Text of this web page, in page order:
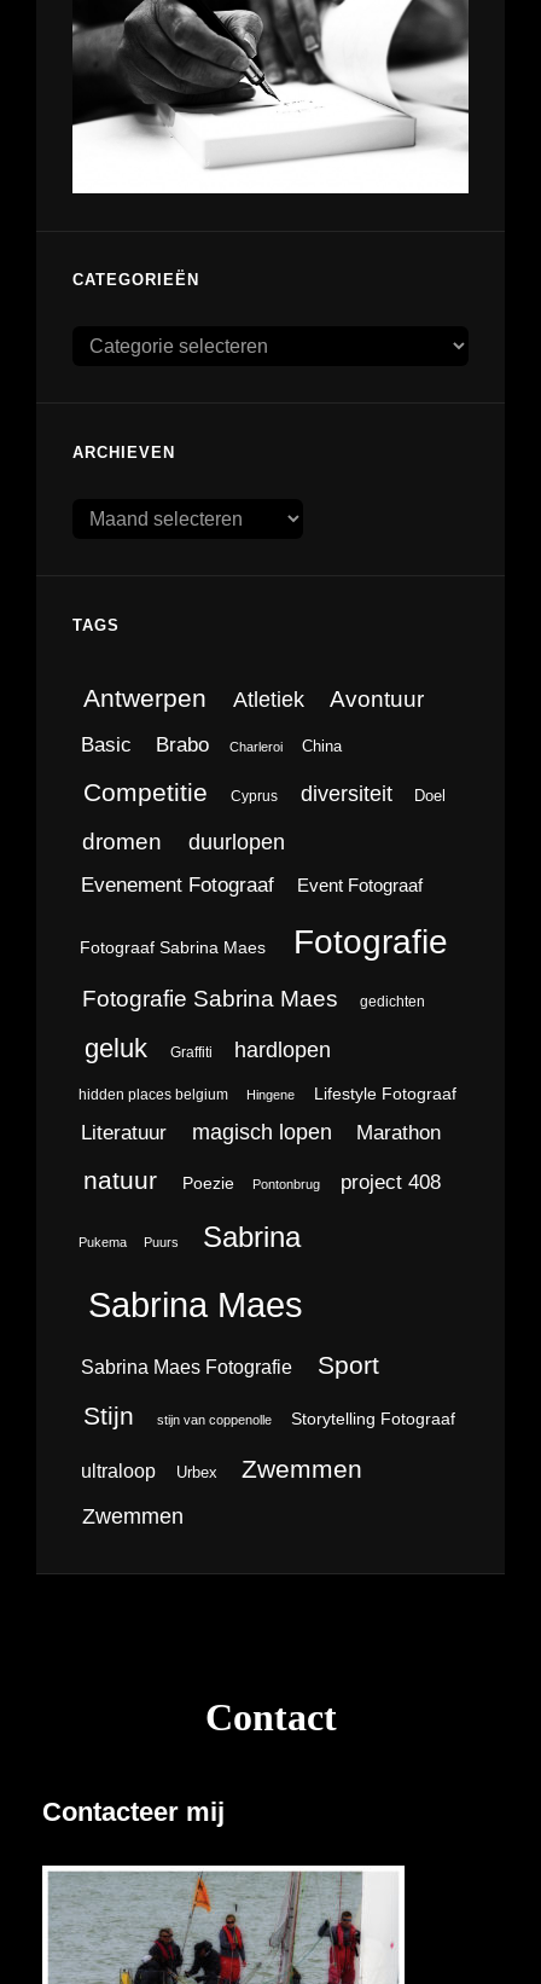
CATEGORIEËN
Categorieën
ARCHIEVEN
Archieven
TAGS
Antwerpen Atletiek Avontuur
Basic Brabo Charleroi China
Competitie Cyprus diversiteit Doel
dromen duurlopen
Evenement Fotograaf Event Fotograaf
Fotograaf Sabrina Maes Fotografie
Fotografie Sabrina Maes gedichten
geluk Graffiti hardlopen
hidden places belgium Hingene Lifestyle Fotograaf
Literatuur magisch lopen Marathon
natuur Poezie Pontonbrug project 408
Pukema Puurs Sabrina
Sabrina Maes
Sabrina Maes Fotografie Sport
Stijn stijn van coppenolle Storytelling Fotograaf
ultraloop Urbex Zwemmen
Zwemmen
Contact
Contacteer mij